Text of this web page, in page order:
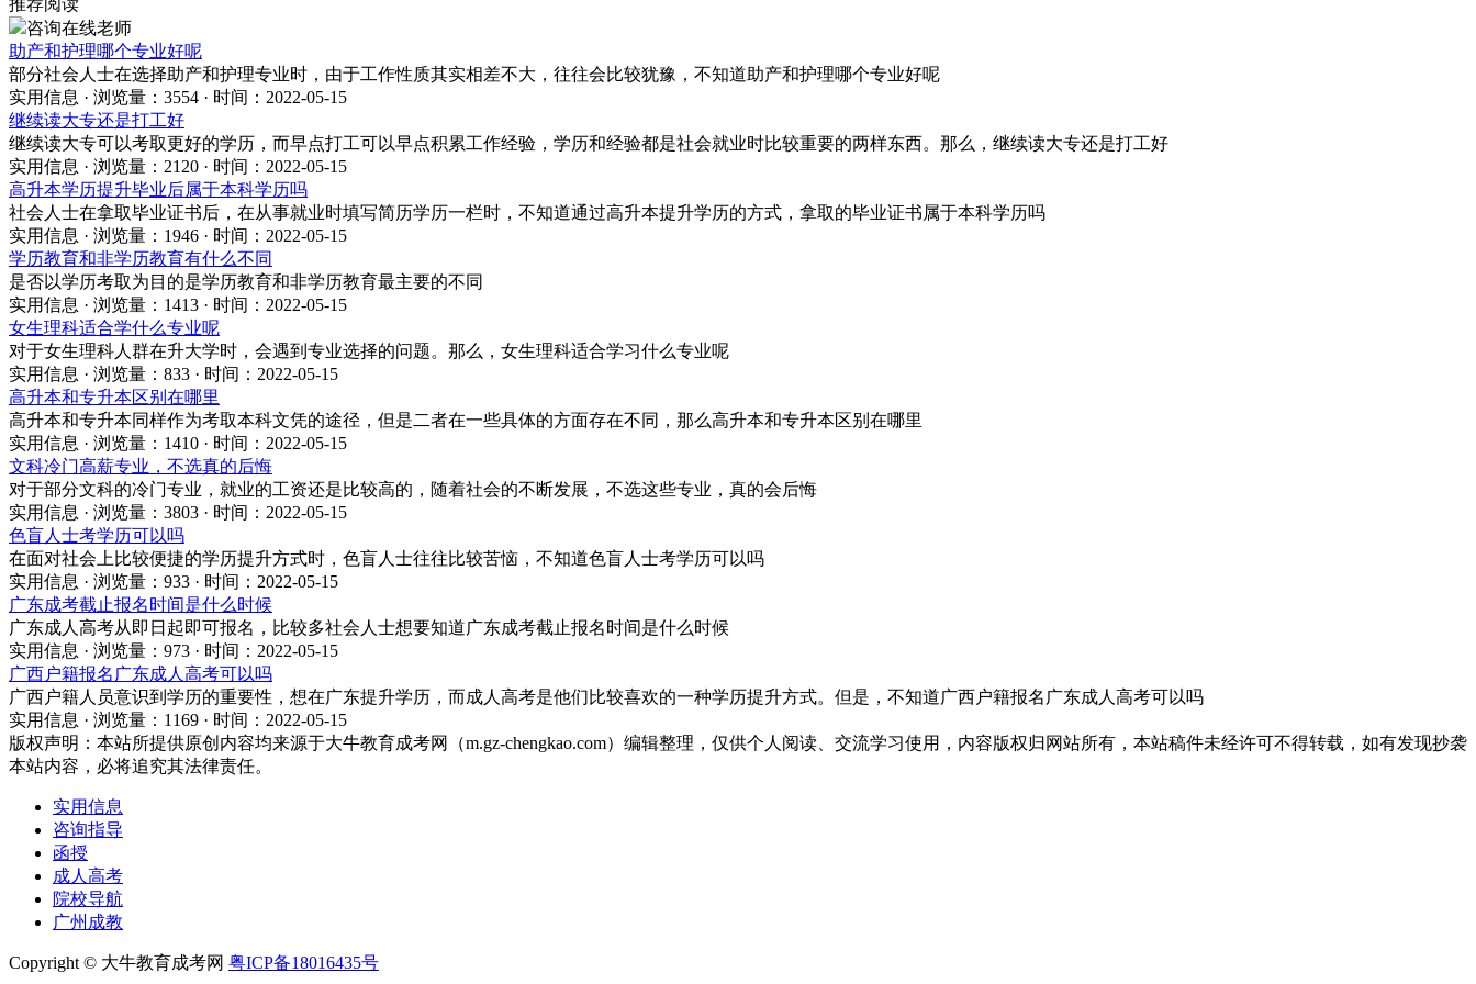
咨询在线老师
助产和护理哪个专业好呢
部分社会人士在选择助产和护理专业时，由于工作性质其实相差不大，往往会比较犹豫，不知道助产和护理哪个专业好呢
实用信息 · 浏览量：3554 · 时间：2022-05-15
继续读大专还是打工好
继续读大专可以考取更好的学历，而早点打工可以早点积累工作经验，学历和经验都是社会就业时比较重要的两样东西。那么，继续读大专还是打工好
实用信息 · 浏览量：2120 · 时间：2022-05-15
高升本学历提升毕业后属于本科学历吗
社会人士在拿取毕业证书后，在从事就业时填写简历学历一栏时，不知道通过高升本提升学历的方式，拿取的毕业证书属于本科学历吗
实用信息 · 浏览量：1946 · 时间：2022-05-15
学历教育和非学历教育有什么不同
是否以学历考取为目的是学历教育和非学历教育最主要的不同
实用信息 · 浏览量：1413 · 时间：2022-05-15
女生理科适合学什么专业呢
对于女生理科人群在升大学时，会遇到专业选择的问题。那么，女生理科适合学习什么专业呢
实用信息 · 浏览量：833 · 时间：2022-05-15
高升本和专升本区别在哪里
高升本和专升本同样作为考取本科文凭的途径，但是二者在一些具体的方面存在不同，那么高升本和专升本区别在哪里
实用信息 · 浏览量：1410 · 时间：2022-05-15
文科冷门高薪专业，不选真的后悔
对于部分文科的冷门专业，就业的工资还是比较高的，随着社会的不断发展，不选这些专业，真的会后悔
实用信息 · 浏览量：3803 · 时间：2022-05-15
色盲人士考学历可以吗
在面对社会上比较便捷的学历提升方式时，色盲人士往往比较苦恼，不知道色盲人士考学历可以吗
实用信息 · 浏览量：933 · 时间：2022-05-15
广东成考截止报名时间是什么时候
广东成人高考从即日起即可报名，比较多社会人士想要知道广东成考截止报名时间是什么时候
实用信息 · 浏览量：973 · 时间：2022-05-15
广西户籍报名广东成人高考可以吗
广西户籍人员意识到学历的重要性，想在广东提升学历，而成人高考是他们比较喜欢的一种学历提升方式。但是，不知道广西户籍报名广东成人高考可以吗
实用信息 · 浏览量：1169 · 时间：2022-05-15
版权声明： 本站所提供原创内容均来源于大牛教育成考网（m.gz-chengkao.com）编辑整理，仅供个人阅读、交流学习使用，内容版权归网站所有，本站稿件未经许可不得转载，如有发现抄袭
本站内容，必将追究其法律责任。
实用信息
咨询指导
函授
成人高考
院校导航
广州成教
Copyright © 大牛教育成考网 粤ICP备18016435号